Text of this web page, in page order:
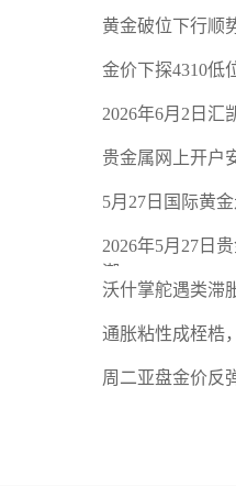
黄金破位下行顺
金价下探4310低
2026年6月2日汇
贵金属网上开户
5月27日国际黄
2026年5月27日
潮
沃什掌舵遇类滞
通胀粘性成桎梏
周二亚盘金价反